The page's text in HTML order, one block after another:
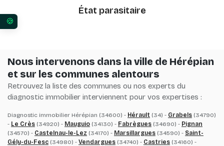
État parasitaire
Nous intervenons dans la ville de Hérépian
et sur les communes alentours
Retrouvez la liste des communes ou nos experts du
diagnostic immobilier interviennent pour vos expertises :
Diagnostic immobilier Hérépian (34600) - Hérault (34) - Grabels (34790)
- Le Crès (34920) - Mauguio (34130) - Fabrègues (34690) - Pignan
(34570) - Castelnau-le-Lez (34170) - Marsillargues (34590) - Saint-
Gély-du-Fesc (34980) - Vendargues (34740) - Castries (34160) -